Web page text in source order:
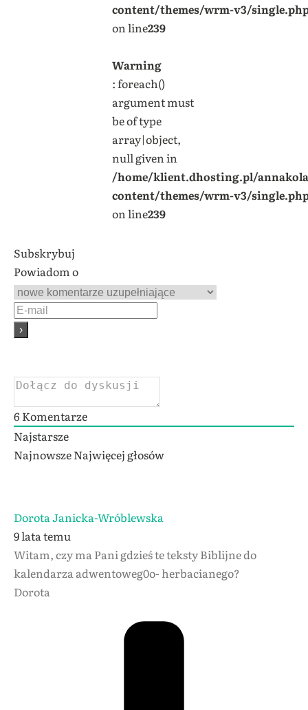
content/themes/wrm-v3/
on line239
Warning
: foreach()
argument must
be of type
array|object,
null given in
/home/klient.dhosting.pl/
content/themes/wrm-v3/
on line239
Subskrybuj
Powiadom o
6 Komentarze
Najstarsze
NajnowszeNajwięcej głosów
Dorota Janicka-Wróblewska
9 lata temu
Witam, czy ma Pani gdzieś te teksty Biblijne do
kalendarza adwentoweg0o- herbacianego?
Dorota